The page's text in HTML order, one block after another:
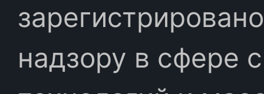
надзору в сфере